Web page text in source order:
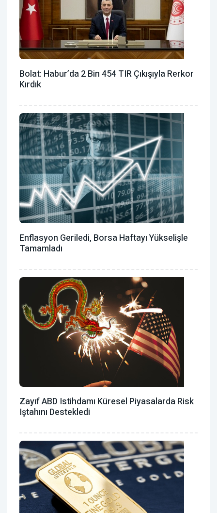
Bolat: Habur’da 2 Bin 454 TIR Çıkışıyla Rerkor
Kırdık
Enflasyon Geriledi, Borsa Haftayı Yükselişle
Tamamladı
Zayıf ABD Istihdamı Küresel Piyasalarda Risk
Iştahını Destekledi